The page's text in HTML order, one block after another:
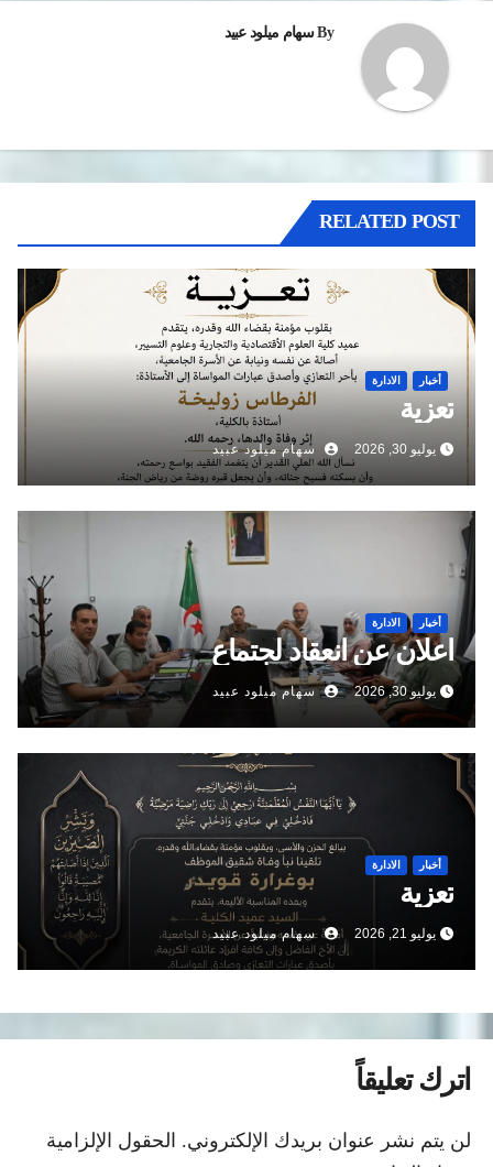
By سهام ميلود عبيد
RELATED POST
أخبار الادارة
تعزية
يوليو 30, 2026 سهام ميلود عبيد
أخبار الادارة
اعلان عن انعقاد لجتماع
يوليو 30, 2026 سهام ميلود عبيد
أخبار الادارة
تعزية
يوليو 21, 2026 سهام ميلود عبيد
اترك تعليقاً
لن يتم نشر عنوان بريدك الإلكتروني. الحقول الإلزامية